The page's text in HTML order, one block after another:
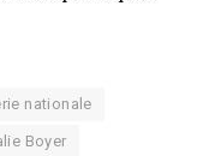
nationale
Boyer